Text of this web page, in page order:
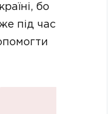
бо
під час